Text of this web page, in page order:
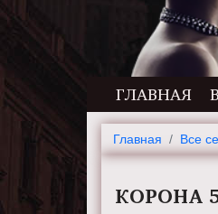
ГЛАВНАЯ
Главная Все
КОРОНА